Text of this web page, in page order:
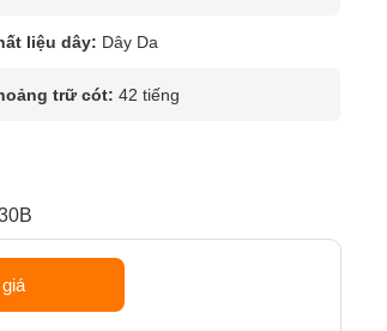
liệu dây: Dây Da
trữ cót: 42 tiếng